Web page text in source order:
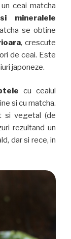
ceai matcha
mineralele
se obtine
, crescute
de ceai. Este
japoneze.
cu ceaiul
si cu matcha.
si vegetal (de
rezultand un
dar si rece, in